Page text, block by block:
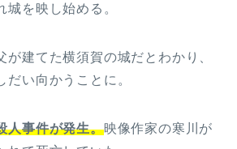
城を映し始める。
が建てた横須賀の城だとわかり、
い向かうことに。
人事件が発生。映像作家の寒川が